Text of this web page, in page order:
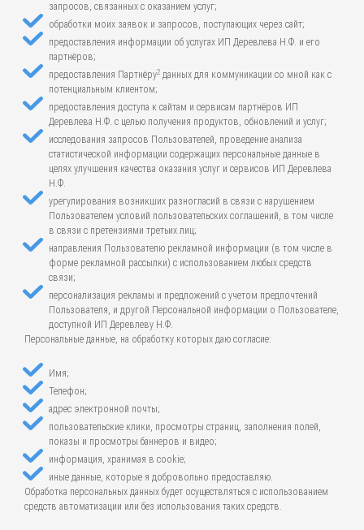
запросов, связанных с оказанием услуг;
обработки моих заявок и запросов, поступающих через сайт;
предоставления информации об услугах ИП Деревлева Н.Ф. и его
партнёров;
предоставления Партнёру2 данных для коммуникации со мной как с
потенциальным клиентом;
предоставления доступа к сайтам и сервисам партнёров ИП
Деревлева Н.Ф. с целью получения продуктов, обновлений и услуг;
исследования запросов Пользователей, проведение анализа
статистической информации содержащих персональные данные в
целях улучшения качества оказания услуг и сервисов ИП Деревлева
Н.Ф.
урегулирования возникших разногласий в связи с нарушением
Пользователем условий пользовательских соглашений, в том числе
в связи с претензиями третьих лиц;
направления Пользователю рекламной информации (в том числе в
форме рекламной рассылки) с использованием любых средств
связи;
персонализация рекламы и предложений с учетом предпочтений
Пользователя, и другой Персональной информации о Пользователе,
доступной ИП Деревлеву Н.Ф.
Персональные данные, на обработку которых даю согласие:
Имя;
Телефон;
адрес электронной почты;
пользовательские клики, просмотры страниц, заполнения полей,
показы и просмотры баннеров и видео;
информация, хранимая в cookie;
иные данные, которые я добровольно предоставляю.
Обработка персональных данных будет осуществляться с использованием
средств автоматизации или без использования таких средств.